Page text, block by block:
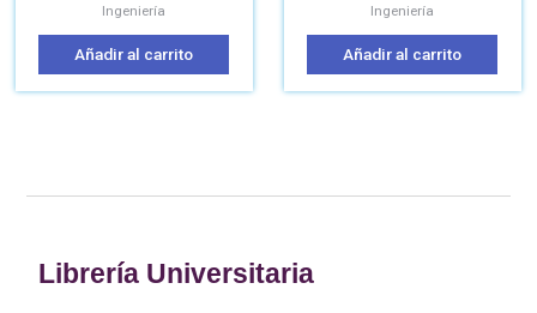
Ingeniería
Añadir al carrito
Ingeniería
Añadir al carrito
Librería Universitaria